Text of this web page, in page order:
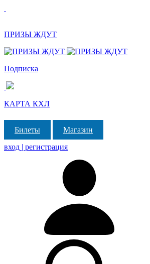
ПРИЗЫ ЖДУТ
Подписка
КАРТА КХЛ
Билеты
Магазин
вход | регистрация